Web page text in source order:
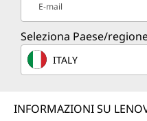
strategici dell'ultimo
attraverso un modello
Esplora altro
E-mail
Seleziona Paese/
ITALY
INFORMAZIONI SU